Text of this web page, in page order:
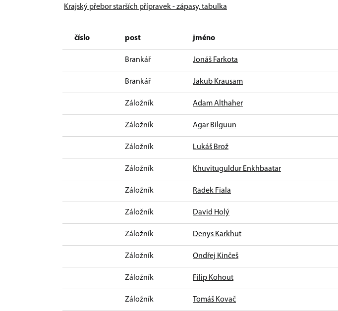
Krajský přebor starších přípravek - zápasy, tabulka
číslo post jméno
Brankář Jonáš Farkota
Brankář Jakub Krausam
Záložník Adam Althaher
Záložník Agar Bilguun
Záložník Lukáš Brož
Záložník Khuvituguldur Enkhbaatar
Záložník Radek Fiala
Záložník David Holý
Záložník Denys Karkhut
Záložník Ondřej Kinčeš
Záložník Filip Kohout
Záložník Tomáš Kovač